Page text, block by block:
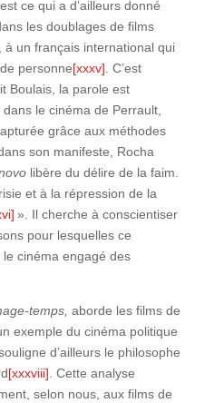
ce qui a d’ailleurs donné
les doublages de films
un français international qui
personne[xxxv]. C’est
Boulais, la parole est
le cinéma de Perrault,
grâce aux méthodes
son manifeste, Rocha
libère du délire de la faim.
et à la répression de la
». Il cherche à conscientiser
pour lesquelles ce
cinéma engagé des
temps, aborde les films de
exemple du cinéma politique
d’ailleurs le philosophe
[xxxviii]. Cette analyse
selon nous, aux films de